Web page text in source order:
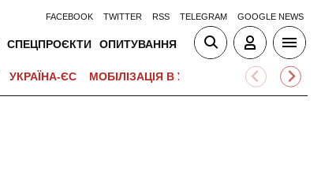
FACEBOOK TWITTER RSS TELEGRAM GOOGLE NEWS
СПЕЦПРОЄКТИ ОПИТУВАННЯ
УКРАЇНА-ЄС МОБІЛІЗАЦІЯ В УКРАЇНІ ВІЙНА НА